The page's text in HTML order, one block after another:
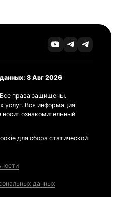
8 Авг 2026
права защищены.
услуг. Вся информация
носит ознакомительный
для сбора статической
данных